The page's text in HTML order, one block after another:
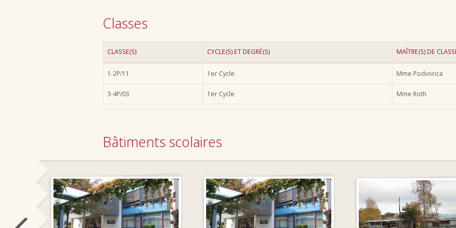
Classes
CLASSE(S) CYCLE(S) ET DEGRÉ(S) MAÎTRE(S) DE
1-2P/11 1er Cycle Mme Podvorica
3-4P/03 1er Cycle Mme Roth
Bâtiments scolaires